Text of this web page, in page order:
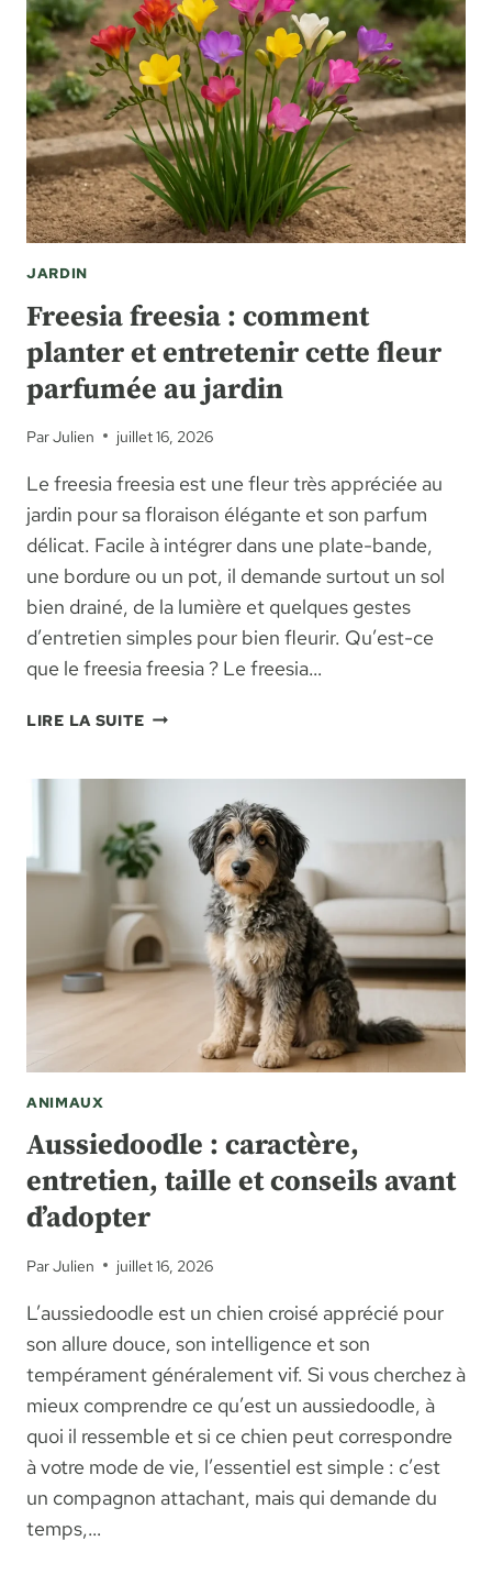
ET
LEUR
RÔLE
DANS
LA
VIE
DE
LA
COMMUNE
JARDIN
Freesia freesia : comment
planter et entretenir cette fleur
parfumée au jardin
ParJulien juillet 16, 2026
Le freesia freesia est une fleur très appréciée au
jardin pour sa floraison élégante et son parfum
délicat. Facile à intégrer dans une plate-bande,
une bordure ou un pot, il demande surtout un sol
bien drainé, de la lumière et quelques gestes
d’entretien simples pour bien fleurir. Qu’est-ce
que le freesia freesia ? Le freesia…
LIRE LA SUITEFREESIA
PLANTER
ET
ENTRETENIR
FLEUR
PARFUMÉE
AU
ANIMAUX
Aussiedoodle : caractère,
entretien, taille et conseils avant
d’adopter
ParJulien juillet 16, 2026
L’aussiedoodle est un chien croisé apprécié pour
son allure douce, son intelligence et son
tempérament généralement vif. Si vous cherchez à
mieux comprendre ce qu’est un aussiedoodle, à
quoi il ressemble et si ce chien peut correspondre
à votre mode de vie, l’essentiel est simple : c’est
un compagnon attachant, mais qui demande du
temps,…